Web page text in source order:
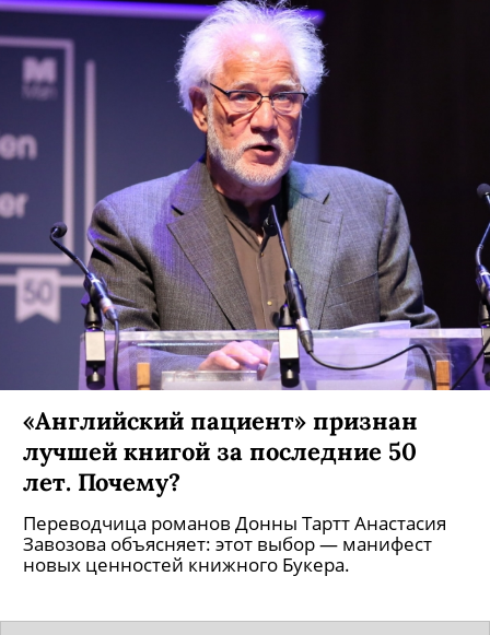
«Английский пациент» признан
лучшей книгой за последние 50
лет. Почему?
Переводчица романов Донны Тартт Анастасия
Завозова объясняет: этот выбор — манифест
новых ценностей книжного Букера.